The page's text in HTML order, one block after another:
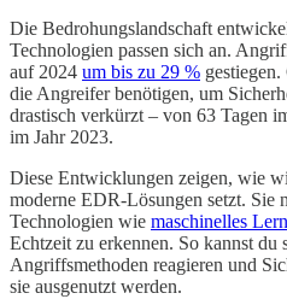
Die Bedrohungslandschaft
Technologien passen sich an.
auf 2024 um bis zu 29 %
die Angreifer benötigen, um
drastisch verkürzt – von 63 Tagen
im Jahr 2023.
Diese Entwicklungen zeigen, wie
moderne EDR-Lösungen setzt. Sie
Technologien wie maschinelles
Echtzeit zu erkennen. So kannst du
Angriffsmethoden reagieren und
sie ausgenutzt werden.